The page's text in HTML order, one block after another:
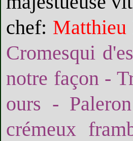
chef: Matthieu
Cromesqui
notre façon -
ours -
crémeux